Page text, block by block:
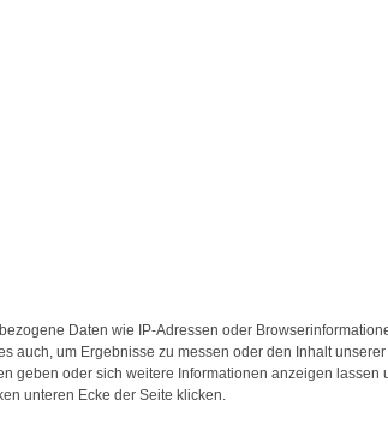
Daten wie IP-Adressen oder
um Ergebnisse zu messen oder den Inhalt
oder sich weitere Informationen anzeigen
unteren Ecke der Seite klicken.